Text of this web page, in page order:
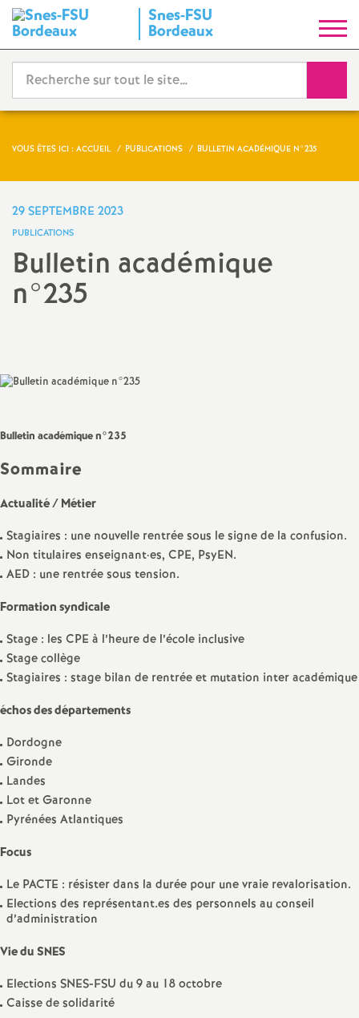
Snes-FSU
Bordeaux
y
n
d
i
a
o
d
s
VOUS ÊTES ICI : ACCUEIL PUBLICATIONS BULLETIN ACADÉMIQUE N°235
29 SEPTEMBRE 2023
PUBLICATIONS
Bulletin académique
n°235
Bulletin académique n°235
Sommaire
Actualité / Métier
Stagiaires : une nouvelle rentrée sous le signe de la confusion.
Non titulaires enseignant·es, CPE, PsyEN.
AED : une rentrée sous tension.
Formation syndicale
Stage : les CPE à l’heure de l’école inclusive
Stage collège
Stagiaires : stage bilan de rentrée et mutation inter académique
échos des départements
Dordogne
Gironde
Landes
Lot et Garonne
Pyrénées Atlantiques
Focus
Le PACTE : résister dans la durée pour une vraie revalorisation.
Elections des représentant.es des personnels au conseil
d’administration
Vie du SNES
Elections SNES-FSU du 9 au 18 octobre
Caisse de solidarité